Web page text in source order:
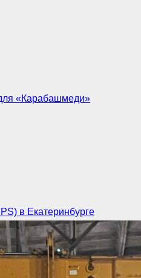
«Карабашмеди»
в Екатеринбурге